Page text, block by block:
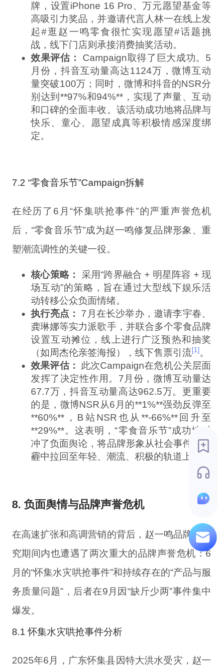
牌，设置iPhone 16 Pro、万元愿望基金等
高吸引力奖品，并邀请代言人林一在线上发
起#逛赵一鸣零食很忙实现愿望#话题挑
战，线下门店则承接消费抽奖活动。
效果评估：
Campaign取得了巨大成功。5
月份，抖音互动量高达1124万，微博互动
量突破100万；同时，微博和抖音的NSR分
别达到**97%和94%**，实现了声量、互动
和口碑的全面丰收。该活动成功地将品牌与
快乐、童心、愿望成真等积极情感深度绑
定。
7.2 “零食音乐节”Campaign拆解
在经历了6月“怀集哄抢事件”的严重声誉危机
后，“零食音乐节”成为赵一鸣修复品牌形象、重
塑潮流调性的关键一役。
核心策略：
采用“跨界融合 + 明星阵容 + 现
场互动”的策略，旨在通过大型线下娱乐活
动转移公众负面情绪。
执行亮点：
7月在长沙举办，邀请李宇春、
龚琳娜等实力派歌手，并联合多个零食品牌
设置互动摊位，线上进行广泛预热和抽奖
（如周杰伦亲签海报），线下售票引流[1]。
效果评估：
此次Campaign在危机公关层面
发挥了决定性作用。7月份，微博互动量达
67.7万，抖音互动量高达962.5万。更重要
的是，微博NSR从6月的**1%**强劲反弹至
**60%**，B站NSR也从**-66%**回升至
**29%**。这表明，“零食音乐节”成功地对
冲了负面舆论，将品牌形象从社会事件的阴
霾中拉回至年轻、潮流、积极的轨道上。
8. 负面舆情与品牌声誉危机
在高速扩张和高调营销的背后，赵一鸣品牌在研
究期间内也遭遇了两次重大的品牌声誉危机：6
月的“怀集水灾哄抢事件”和持续存在的“产品与服
务质量问题”，后者在9月因“缺斤少两”事件集中
爆发。
8.1 怀集水灾哄抢事件分析
2025年6月，广东怀集县因特大洪水受灾，赵一